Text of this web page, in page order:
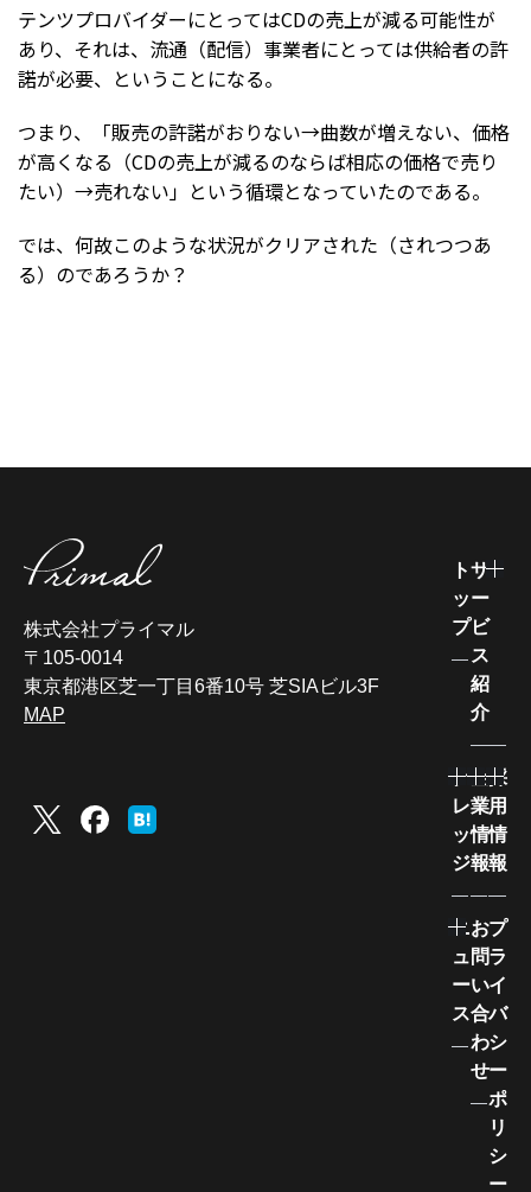
テンツプロバイダーにとってはCDの売上が減る可能性が
あり、それは、流通（配信）事業者にとっては供給者の許
諾が必要、ということになる。
つまり、「販売の許諾がおりない→曲数が増えない、価格
が高くなる（CDの売上が減るのならば相応の価格で売り
たい）→売れない」という循環となっていたのである。
では、何故このような状況がクリアされた（されつつあ
る）のであろうか？
株式会社プライマル
〒105-0014
東京都港区芝一丁目6番10号 芝SIAビル3F
MAP
ト
ッ
プ
サ
ー
ビ
ス
紹
介
ナ
レ
ッ
ジ
企
業
情
報
採
用
情
報
ニ
ュ
ー
ス
お
問
い
合
わ
せ
プ
ラ
イ
バ
シ
ー
ポ
リ
シ
ー